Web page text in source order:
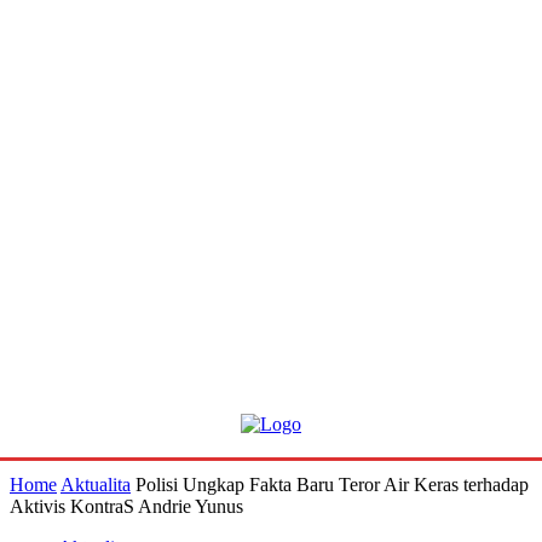
Home Aktualita Polisi Ungkap Fakta Baru Teror Air Keras terhadap
Aktivis KontraS Andrie Yunus